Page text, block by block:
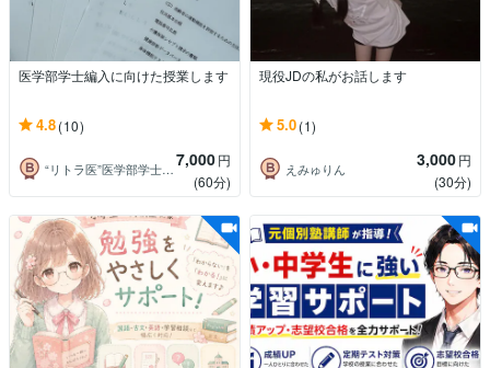
医学部学士編入に向けた授業します
4.8(10)
“リトラ医”医学部学士編入 7,000円
(60分)
現役JDの私がお話します
5.0(1)
えみゅりん 3,000円
(30分)